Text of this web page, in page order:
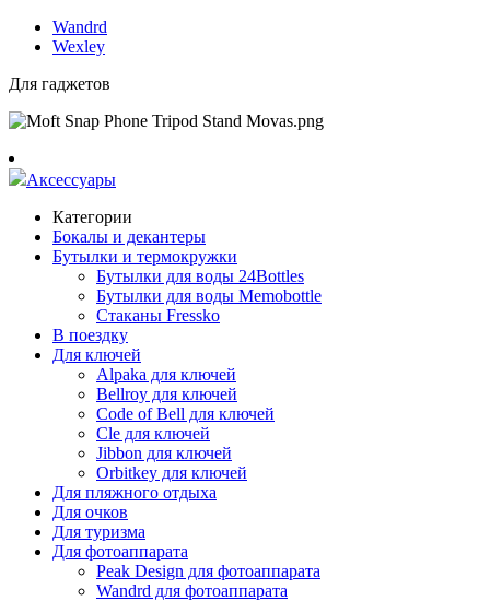
Wandrd
Wexley
Для гаджетов
Аксессуары
Категории
Бокалы и декантеры
Бутылки и термокружки
Бутылки для воды 24Bottles
Бутылки для воды Memobottle
Стаканы Fressko
В поездку
Для ключей
Alpaka для ключей
Bellroy для ключей
Code of Bell для ключей
Cle для ключей
Jibbon для ключей
Orbitkey для ключей
Для пляжного отдыха
Для очков
Для туризма
Для фотоаппарата
Peak Design для фотоаппарата
Wandrd для фотоаппарата